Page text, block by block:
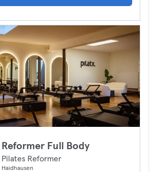
Reformer Full Body
Pilates Reformer
Haidhausen